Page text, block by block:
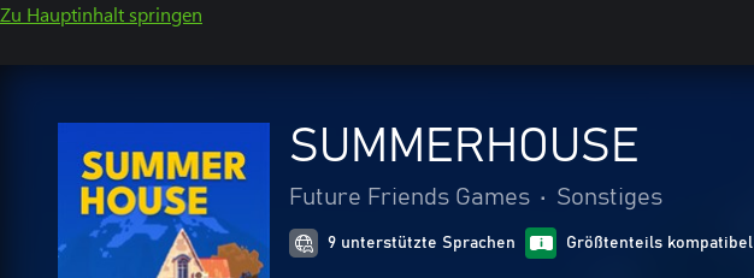
Zu Hauptinhalt springen
SUMMERHOUSE
Future Friends Games • Sonstiges
9 unterstützte Sprachen Größtenteils kompatibel